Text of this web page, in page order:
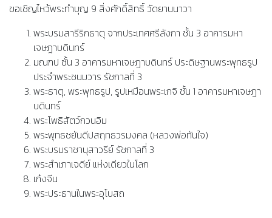
ขอเชิญไหว้พระทำบุญ 9 สิ่งศักดิ์สิทธิ์ วัดยานนาวา
พระบรมสารีริกธาตุ จากประเทศศรีลังกา ชั้น 3 อาคารมหา
เจษฎาบดินทร์​
มณฑป ชั้น 3 อาคารมหาเจษฎาบดินทร์​ ประดิษฐานพระพุทธรูป
ประจำพระชนมวาร รัชกาลที่ 3
พระธาตุ, พระพุทธรูป, รูปเหมือนพระเกจิ ชั้น 1 อาคารมหาเจษฎา
บดินทร์​
พระโพธิสัตว์กวนอิม
พระพุทธชยันดีปสฤทธวรมงคล (หลวงพ่อทันใจ)
พระบรมราชานุสาวรีย์ รัชกาลที่ 3
พระสำเภาเจดีย์ แห่งเดียวในโลก
เก๋งจีน
พระประธานในพระอุโบสถ